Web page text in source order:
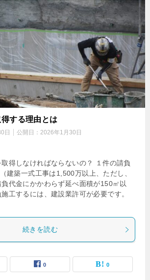
する理由とは
日 公開日： 2026年1月30日
得しなければならないの？ １件の請負
建築一式工事は1,500万以上、ただし、
代金にかかわらず延べ面積が150㎡以
工するには、建設業許可が必要です。
続きを読む
0 0